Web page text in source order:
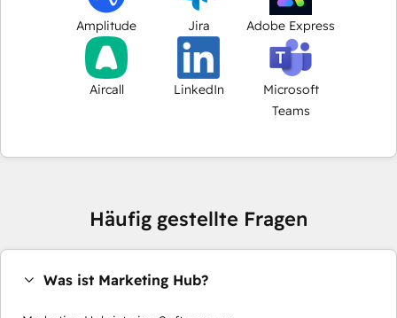
Amplitude Jira Adobe Express
Aircall LinkedIn
Microsoft
Teams
Häufig gestellte Fragen
Was ist Marketing Hub?